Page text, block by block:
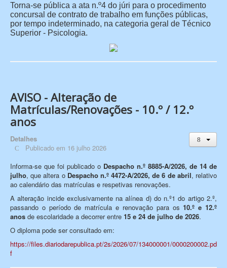
Torna-se pública a ata n.º4 do júri para o procedimento
concursal de contrato de trabalho em funções públicas,
por tempo indeterminado, na categoria geral de Técnico
Superior - Psicologia.
AVISO - Alteração de
Matrículas/Renovações - 10.º / 12.º
anos
Detalhes
Publicado em 16 julho 2026
Informa-se que foi publicado o Despacho n.º 8885-A/2026, de 14 de
julho, que altera o Despacho n.º 4472-A/2026, de 6 de abril, relativo
ao calendário das matrículas e respetivas renovações.
A alteração incide exclusivamente na alínea d) do n.º1 do artigo 2.º,
passando o período de matrícula e renovação para os10.º e 12.º
anos de escolaridade a decorrer entre 15 e 24 de julho de 2026.
O diploma pode ser consultado em:
https://files.diariodarepublica.pt/2s/2026/07/134000001/0000200002.pd
f